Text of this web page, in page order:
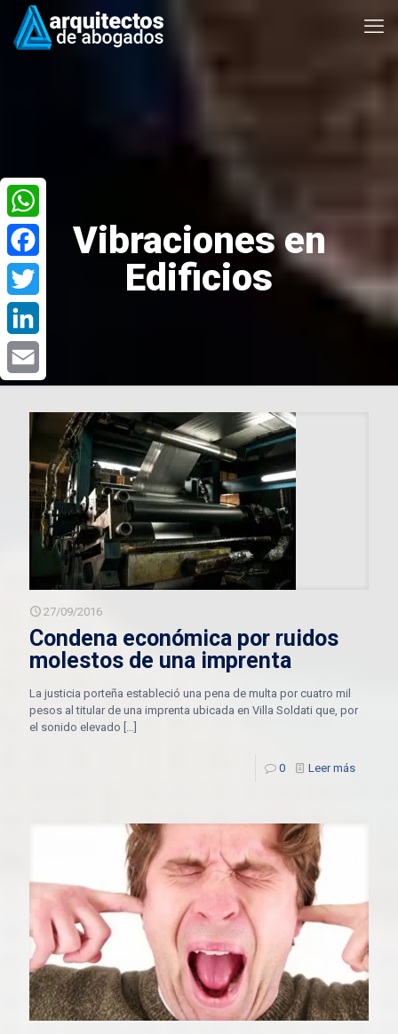
Vibraciones en
Edificios
27/09/2016
Condena económica por ruidos
molestos de una imprenta
La justicia porteña estableció una pena de multa por cuatro mil
pesos al titular de una imprenta ubicada en Villa Soldati que, por
el sonido elevado […]
0 Leer más
WhatsApp
Facebook
Twitter
LinkedIn
Email